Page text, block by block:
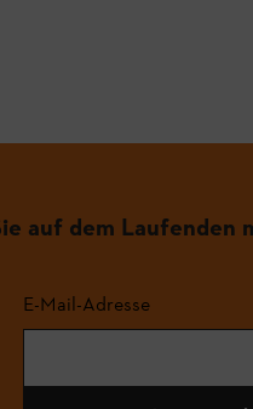
auf dem Laufenden
E-Mail-Adresse